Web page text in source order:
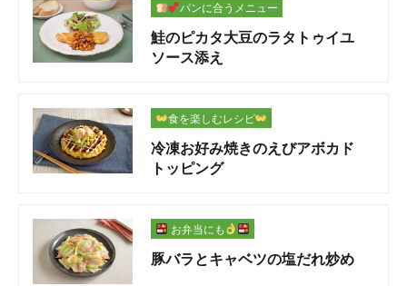
パンに合うメニュー
鮭のピカタ大豆のラタトゥイユ
ソース添え
食を楽しむレシピ
冷凍お好み焼きのえびアボカド
トッピング
お弁当にも
豚バラとキャベツの塩だれ炒め